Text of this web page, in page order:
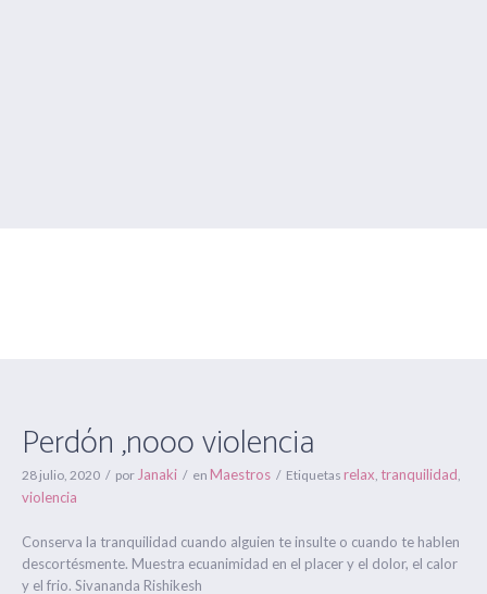
Perdón ,nooo violencia
28 julio, 2020 por Janaki en Maestros Etiquetas relax, tranquilidad,
violencia
Conserva la tranquilidad cuando alguien te insulte o cuando te hablen
descortésmente. Muestra ecuanimidad en el placer y el dolor, el calor
y el frio. Sivananda Rishikesh